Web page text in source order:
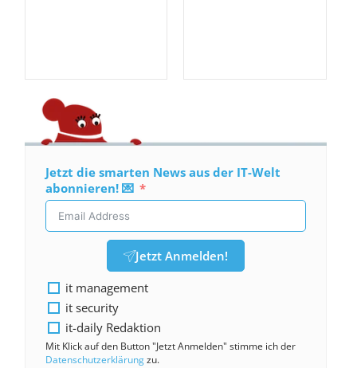
Jetzt die smarten News aus der IT-Welt
abonnieren! 💌
Jetzt Anmelden!
it management
it security
it-daily Redaktion
Mit Klick auf den Button "Jetzt Anmelden" stimme ich der
Datenschutzerklärungzu.